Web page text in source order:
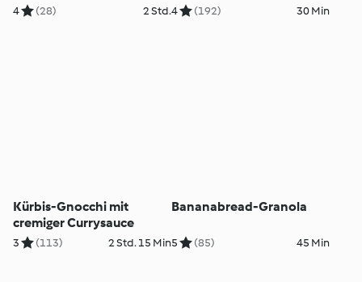
4 (28) 2 Std.4 (192) 30 Min
Kürbis-Gnocchi mit
cremiger Currysauce
3 (113) 2 Std. 15 Min
Bananabread-Granola
5 (85) 45 Min